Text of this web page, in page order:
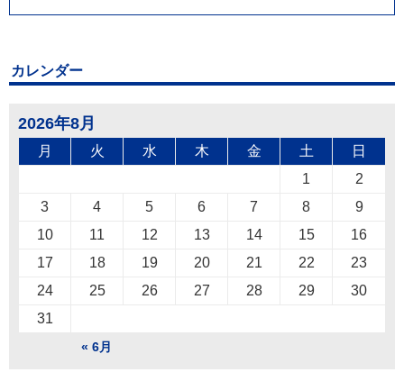
カレンダー
2026年8月
月 火 水 木 金 土 日
« 6月
1
2
3
4 5 6 7 8
9
10
11 12 13 14 15
16
17
18 19 20 21 22
23
24
25 26 27 28 29
30
31